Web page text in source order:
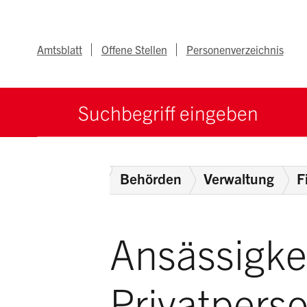
Metanav
Amtsblatt Offene Stellen Personenverzeichnis
Suchbegriff
HomeBehörden Verwaltung